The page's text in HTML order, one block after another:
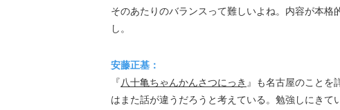
そのあたりのバランスって難しいよね。内容が本
し。
安藤正基：
『八十亀ちゃんかんさつにっき 』も名古屋のことを
はまた話が違うだろうと考えている。勉強しにき